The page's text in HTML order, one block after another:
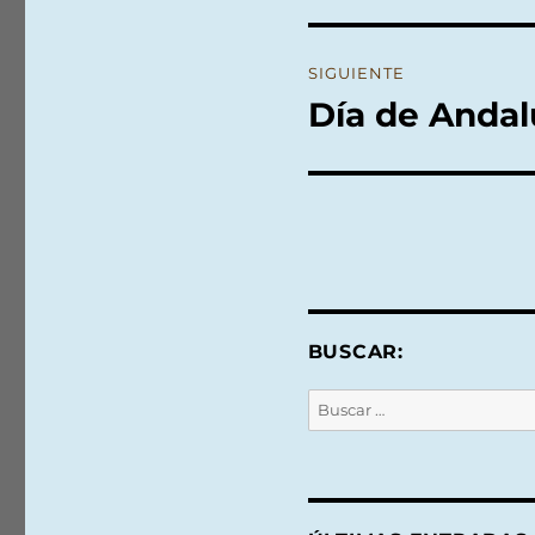
SIGUIENTE
Entrada
Día de
BUSCAR:
Buscar
por: